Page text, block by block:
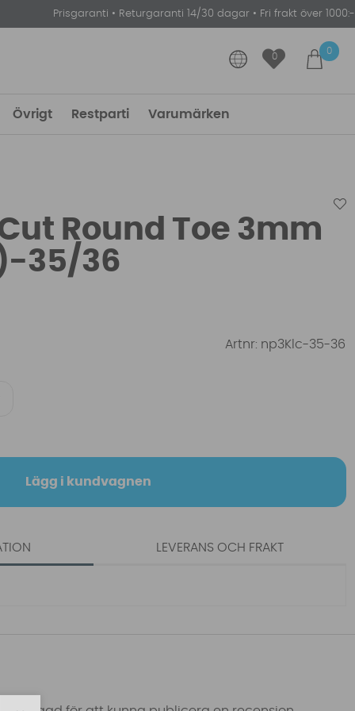
Prisgaranti • Returgaranti 14/30 dagar • Fri frakt över 1000:-
0
0
Övrigt Restparti Varumärken
Cut Round Toe 3mm
35/36
Artnr: np3Klc-35-36
Lägg i kundvagnen
LEVERANS OCH FRAKT